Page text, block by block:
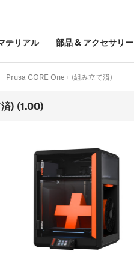
テリアル 部品& アクセサリー
Prusa CORE One+ (組み立て済)
) (1.00)